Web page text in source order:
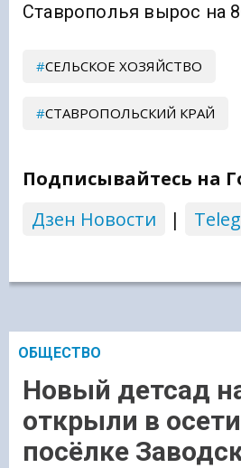
Ставрополья вырос на
СЕЛЬСКОЕ ХОЗЯЙСТВО
СТАВРОПОЛЬСКИЙ КРАЙ
Подписывайтесь на
Дзен Новости
|
ОБЩЕСТВО
Новый детсад
открыли в
посёлке